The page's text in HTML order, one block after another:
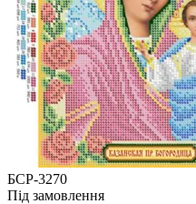
БСР-3270
Під замовлення